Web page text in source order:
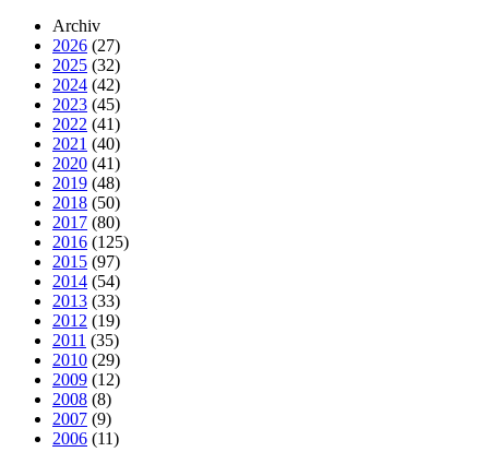
Archiv
2026 (27)
2025 (32)
2024 (42)
2023 (45)
2022 (41)
2021 (40)
2020 (41)
2019 (48)
2018 (50)
2017 (80)
2016 (125)
2015 (97)
2014 (54)
2013 (33)
2012 (19)
2011 (35)
2010 (29)
2009 (12)
2008 (8)
2007 (9)
2006 (11)